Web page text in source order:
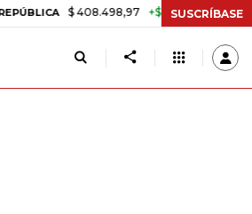
$ 408.498,97 +$ 8.753,81 +2,19%
SUSCRÍBASE